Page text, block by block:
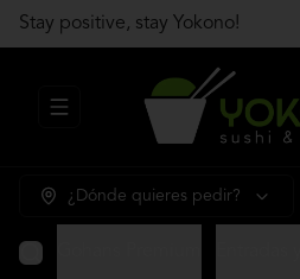
Stay positive, stay Yokono!
Abrir menu de navegación
¿Dónde quieres pedir?